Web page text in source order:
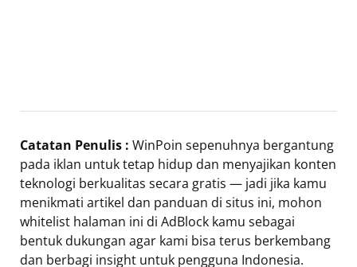
Catatan Penulis : WinPoin sepenuhnya bergantung
pada iklan untuk tetap hidup dan menyajikan konten
teknologi berkualitas secara gratis — jadi jika kamu
menikmati artikel dan panduan di situs ini, mohon
whitelist halaman ini di AdBlock kamu sebagai
bentuk dukungan agar kami bisa terus berkembang
dan berbagi insight untuk pengguna Indonesia.